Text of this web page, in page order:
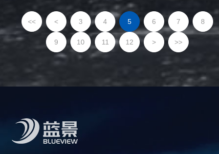
<< < 3 4 5 6 7 8
9 10 11 12 > >>